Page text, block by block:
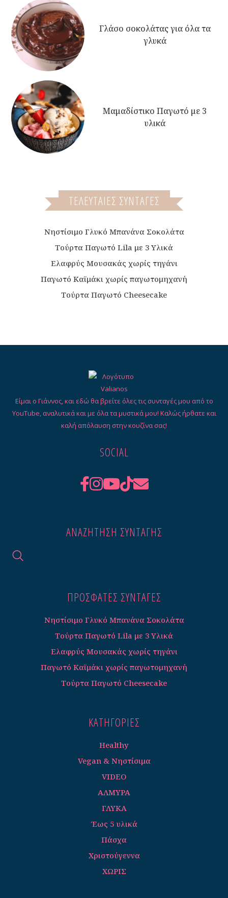
Γλάσο σοκολάτας για όλα τα
γλυκά
Μαμαδίστικο Παγωτό με 3
υλικά
ΤΕΛΕΥΤΑΙΕΣ ΣΥΝΤΑΓΕΣ
Νηστίσιμο Γλυκό Μπανάνα Σοκολάτα
Τούρτα Παγωτό Lila με 3 Υλικά
Ελαφρύς Μουσακάς χωρίς τηγάνι
Παγωτό Καϊμάκι χωρίς παγωτομηχανή
Τούρτα Παγωτό Cheesecake
Είμαι ο Γιάννος, και εδώ θα βρείτε όλες τις συνταγές μου από το
YouTube, αναλυτικά και με όλα τα μυστικά μου! Καλώς ήρθατε και
καλή απόλαυση στην κουζίνα σας!
SOCIAL
ΑΝΑΖΉΤΗΣΗ ΣΥΝΤΑΓΉΣ
ΠΡΟΣΦΑΤΕΣ ΣΥΝΤΑΓΈΣ
Νηστίσιμο Γλυκό Μπανάνα Σοκολάτα
Τούρτα Παγωτό Lila με 3 Υλικά
Ελαφρύς Μουσακάς χωρίς τηγάνι
Παγωτό Καϊμάκι χωρίς παγωτομηχανή
Τούρτα Παγωτό Cheesecake
ΚΑΤΗΓΟΡΊΕΣ
Healthy
Vegan & Νηστίσιμα
VIDEO
ΑΛΜΥΡΑ
ΓΛΥΚΑ
Έως 5 υλικά
Πάσχα
Χριστούγεννα
ΧΩΡΙΣ